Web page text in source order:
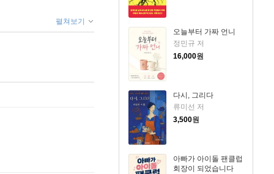
오늘부터 가짜 언니
정민규 저
16,000원
다시, 그리다
류미선 저
3,500원
아빠가 아이돌 팬클럽
회장이 되었습니다
펼쳐보기